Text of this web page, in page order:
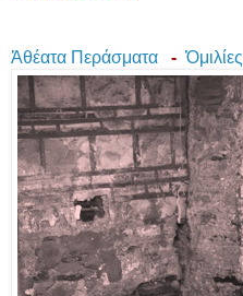
Ἀθέατα Περάσματα - Ὁμιλίες